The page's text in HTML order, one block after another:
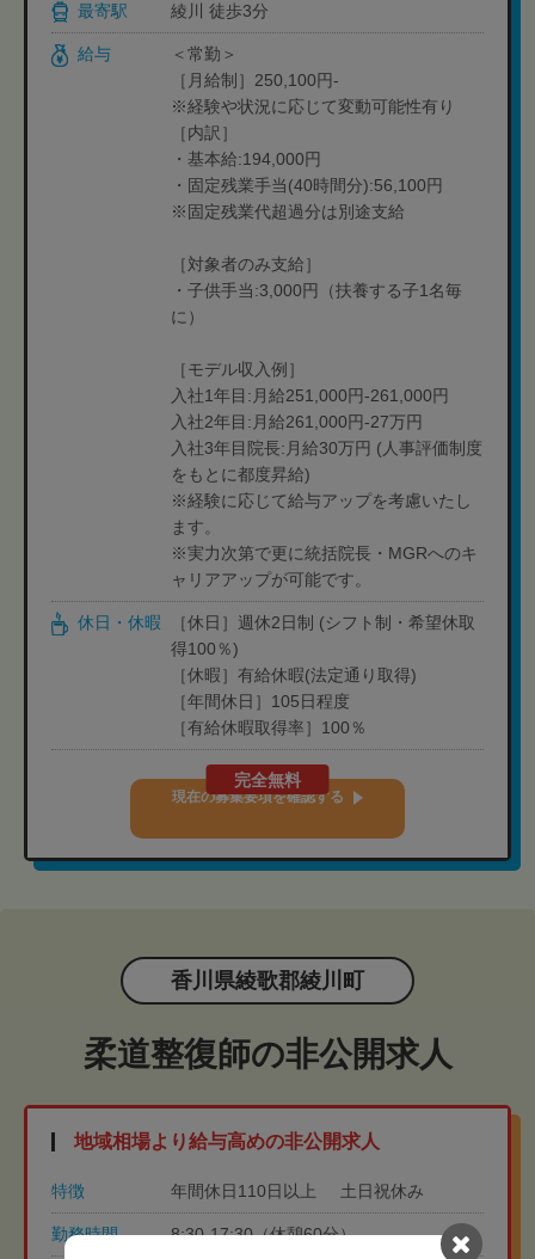
最寄駅 綾川 徒歩3分
給与
＜常勤＞
［月給制］250,100円-
※経験や状況に応じて変動可能性有り
［内訳］
・基本給:194,000円
・固定残業手当(40時間分):56,100円
※固定残業代超過分は別途支給
［対象者のみ支給］
・子供手当:3,000円（扶養する子1名毎
に）
［モデル収入例］
入社1年目:月給251,000円-261,000円
入社2年目:月給261,000円-27万円
入社3年目院長:月給30万円 (人事評価制度
をもとに都度昇給)
※経験に応じて給与アップを考慮いたし
ます。
※実力次第で更に統括院長・MGRへのキ
ャリアアップが可能です。
休日・休暇
［休日］週休2日制 (シフト制・希望休取
得100％)
［休暇］有給休暇(法定通り取得)
［年間休日］105日程度
［有給休暇取得率］100％
完全無料
現在の募集要項を確認する
香川県綾歌郡綾川町
柔道整復師の非公開求人
地域相場より給与高めの非公開求人
特徴 年間休日110日以上 土日祝休み
勤務時間 8:30-17:30（休憩60分）